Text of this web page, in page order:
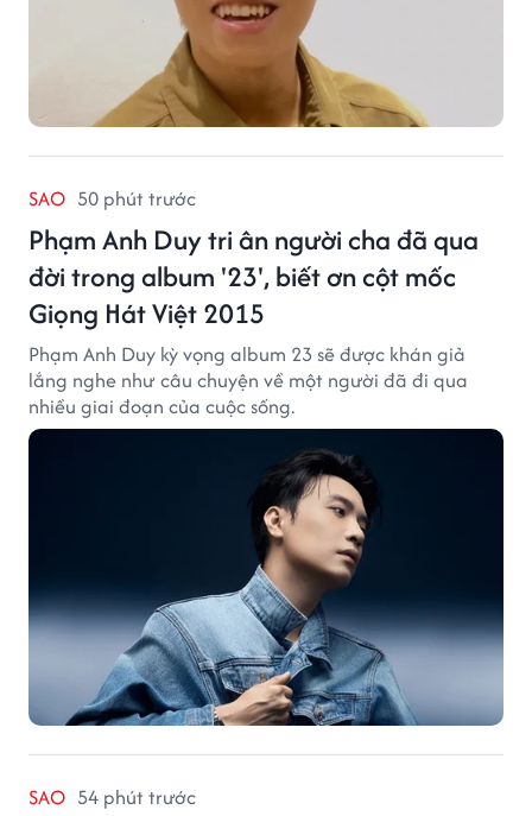
SAO 50 phút trước
Phạm Anh Duy tri ân người cha đã qua
đời trong album '23', biết ơn cột mốc
Giọng Hát Việt 2015
Phạm Anh Duy kỳ vọng album 23 sẽ được khán giả
lắng nghe như câu chuyện về một người đã đi qua
nhiều giai đoạn của cuộc sống.
SAO 54 phút trước